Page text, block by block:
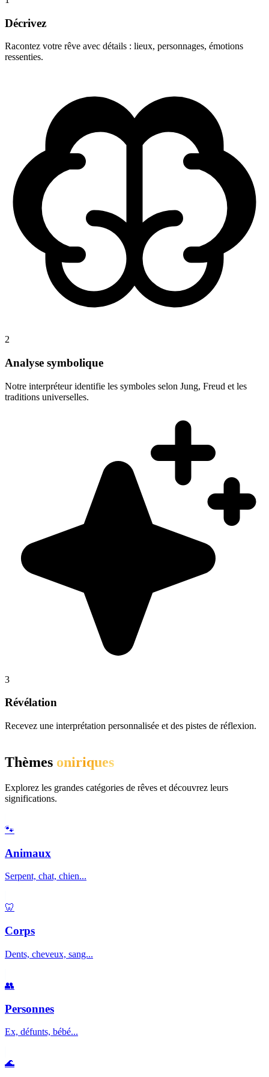
Décrivez
Racontez votre rêve avec détails : lieux, personnages, émotions
ressenties.
2
Analyse symbolique
Notre interpréteur identifie les symboles selon Jung, Freud et les
traditions universelles.
3
Révélation
Recevez une interprétation personnalisée et des pistes de réflexion.
Thèmes oniriques
Explorez les grandes catégories de rêves et découvrez leurs
significations.
🐾
Animaux
Serpent, chat, chien...
🦷
Corps
Dents, cheveux, sang...
👥
Personnes
Ex, défunts, bébé...
🌊